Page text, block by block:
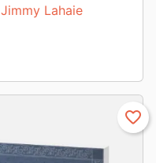
Jimmy Lahaie
favorite_border